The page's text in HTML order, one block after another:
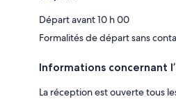
Départ avant 10 h 00
Formalités de départ sans
Informations concernant
La réception est ouverte tous